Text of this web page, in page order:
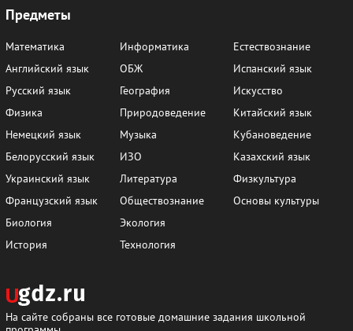
Предметы
Математика
Английский язык
Русский язык
Физика
Немецкий язык
Белорусский язык
Украинский язык
Французский язык
Биология
История
Информатика
ОБЖ
География
Природоведение
Музыка
ИЗО
Литература
Обществознание
Экология
Технология
Естествознание
Испанский язык
Искусство
Китайский язык
Кубановедение
Казахский язык
Физкультура
Основы культуры
На сайте собраны все готовые домашние задания школьной